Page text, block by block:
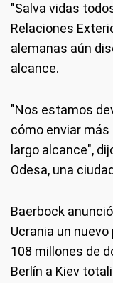
"Salva vidas
Relaciones
alemanas aún
alcance.
"Nos estamos
cómo enviar
largo alcance",
Odesa, una
Baerbock
Ucrania un
108 millones de
Berlín a Kiev